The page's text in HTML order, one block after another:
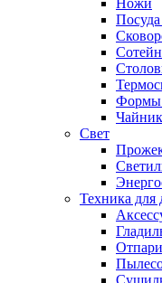
Ножи
Формы
Свет
Техника для